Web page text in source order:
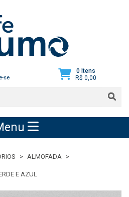
se
0 Itens
R$ 0,00
ALMOFADA
E AZUL